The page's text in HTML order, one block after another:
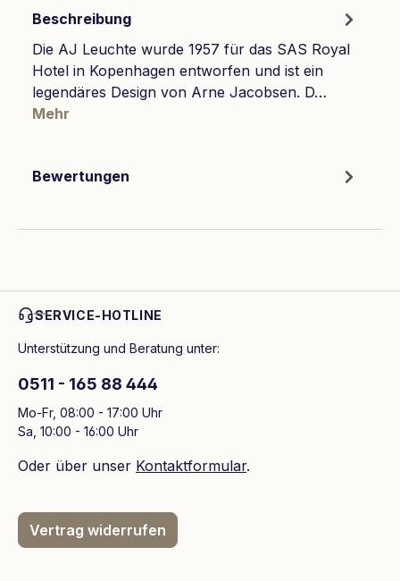
Beschreibung
Die AJ Leuchte wurde 1957 für das SAS Royal
Hotel in Kopenhagen entworfen und ist ein
legendäres Design von Arne Jacobsen. D…
Mehr
Bewertungen
SERVICE-HOTLINE
Unterstützung und Beratung unter:
0511 - 165 88 444
Mo-Fr, 08:00 - 17:00 Uhr
Sa, 10:00 - 16:00 Uhr
Oder über unser Kontaktformular.
Vertrag widerrufen